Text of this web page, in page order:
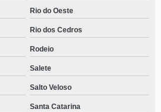
Rio do Oeste
Rio dos Cedros
Rodeio
Salete
Salto Veloso
Santa Catarina